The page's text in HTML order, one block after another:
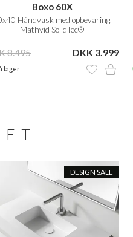
Boxo 60X
Håndvask med opbevaring,
Mathvid SolidTec®
8.495 DKK 3.999
lager
DESIGN SALE